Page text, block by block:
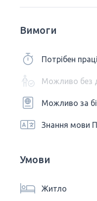
Вимоги
Потрібен
Можливо без
Можливо за
Знання мови
Умови
Житло